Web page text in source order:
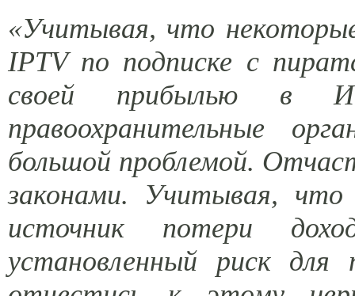
«Учитывая, что
IPTV по подписке с
своей прибылью в
правоохранительные
большой проблемой.
законами. Учитывая,
источник потери
установленный риск для